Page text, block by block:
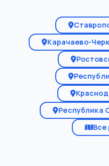
Карачаево-
Республика
Все